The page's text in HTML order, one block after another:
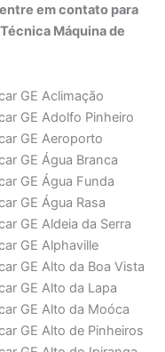
em contato para
Máquina de
GE Aclimação
GE Adolfo Pinheiro
GE Aeroporto
GE Água Branca
GE Água Funda
GE Água Rasa
GE Aldeia da Serra
GE Alphaville
GE Alto da Boa Vista
GE Alto da Lapa
GE Alto da Moóca
GE Alto de Pinheiros